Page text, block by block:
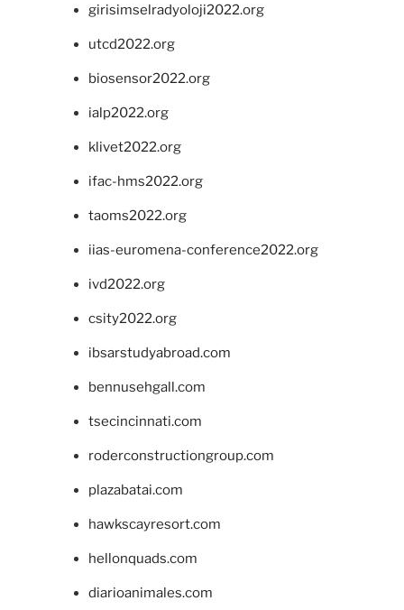
girisimselradyoloji2022.org
utcd2022.org
biosensor2022.org
ialp2022.org
klivet2022.org
ifac-hms2022.org
taoms2022.org
iias-euromena-conference2022.org
ivd2022.org
csity2022.org
ibsarstudyabroad.com
bennusehgall.com
tsecincinnati.com
roderconstructiongroup.com
plazabatai.com
hawkscayresort.com
hellonquads.com
diarioanimales.com